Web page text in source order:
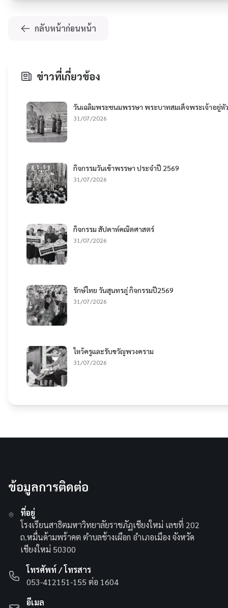
กลับหน้าก่อนหน้า
ข่าวที่เกี่ยวข้อง
วันเฉลิมพระชนมพรรษา พระบาทสมเด็จพระเจ้าอยู่หัว
31/07/2026
กิจกรรมวันเข้าพรรษา ประจำปี 2569
31/07/2026
กิจกรรม สัปดาห์คณิตศาสตร์
31/07/2026
รักษ์ไทย วันสุนทรภู่ กิจกรรมปี2569
31/07/2026
ไหว้ครูและรับขวัญพวงคราม
31/07/2026
ข้อมูลการติดต่อ
ที่อยู่
โรงเรียนสาธิตมหาวิทยาลัยราชภัฏเชียงใหม่ เลขที่ 202
ถ.หมื่นด้ามพร้าคต ตำบลช้างเผือก อำเภอเมือง จังหวัด
เชียงใหม่ 50300
โทรศัพท์ / โทรสาร
053-412151-155 ต่อ 1604
อีเมล